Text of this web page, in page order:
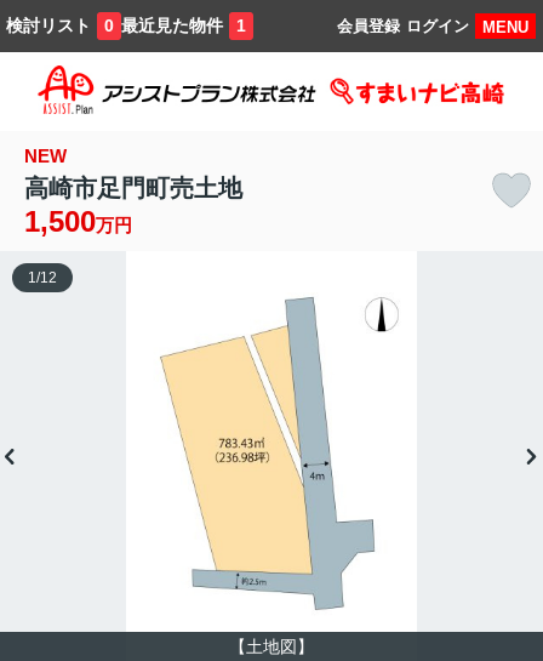
検討リスト 0 最近見た物件 1 MENU
ログイン
会員登録
NEW
高崎市足門町売土地
1,500万円
【土地図】
1 /12